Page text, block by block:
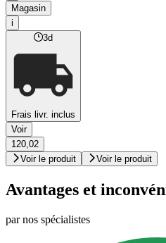
Magasin
i
3d
Frais livr. inclus
Voir
120,02
Voir le produit
Voir le produit
Avantages et
par nos spécialistes